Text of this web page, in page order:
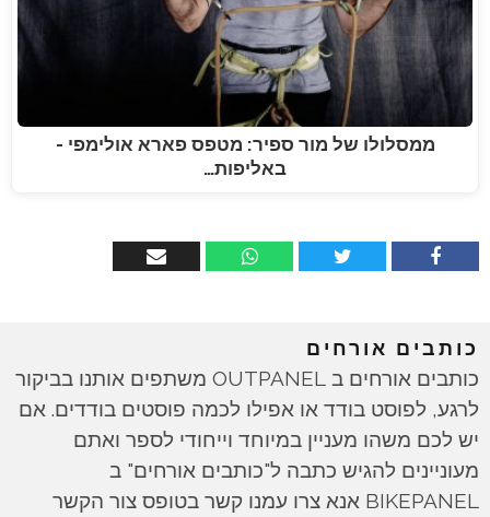
ממסלולו של מור ספיר: מטפס פארא אולימפי -
באליפות…
כותבים אורחים
כותבים אורחים ב OUTPANEL משתפים אותנו בביקור
לרגע, לפוסט בודד או אפילו לכמה פוסטים בודדים. אם
יש לכם משהו מעניין במיוחד וייחודי לספר ואתם
מעוניינים להגיש כתבה ל"כותבים אורחים" ב
BIKEPANEL אנא צרו עמנו קשר בטופס צור הקשר